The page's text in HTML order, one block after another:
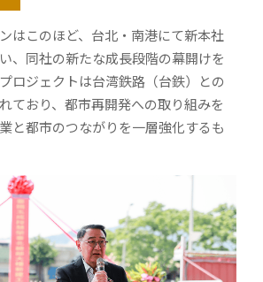
はこのほど、台北・南港にて新本社
、同社の新たな成長段階の幕開けを
ロジェクトは台湾鉄路（台鉄）との
ており、都市再開発への取り組みを
と都市のつながりを一層強化するも